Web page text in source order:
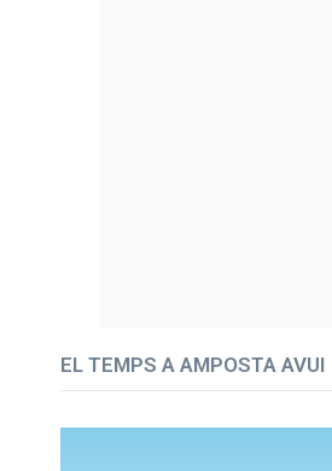
EL TEMPS A AMPOSTA AVUI